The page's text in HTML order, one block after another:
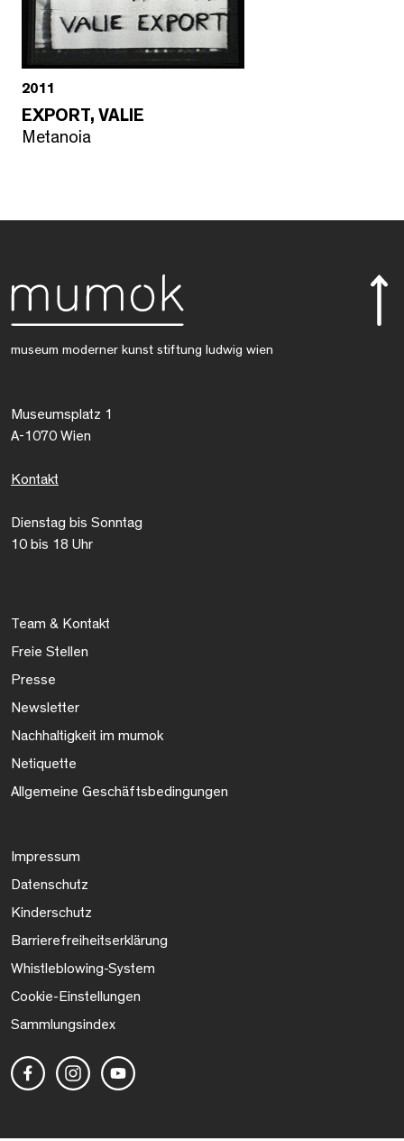
2011
EXPORT, VALIE
Metanoia
museum moderner kunst stiftung ludwig wien
Museumsplatz 1
A-1070 Wien
Kontakt
Dienstag bis Sonntag
10 bis 18 Uhr
Team & Kontakt
Freie Stellen
Presse
Newsletter
Nachhaltigkeit im mumok
Netiquette
Allgemeine Geschäftsbedingungen
Impressum
Datenschutz
Kinderschutz
Barrierefreiheitserklärung
Whistleblowing-System
Cookie-Einstellungen
Sammlungsindex